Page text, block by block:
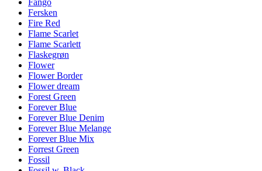
Fango
Fersken
Fire Red
Flame Scarlet
Flame Scarlett
Flaskegrøn
Flower
Flower Border
Flower dream
Forest Green
Forever Blue
Forever Blue Denim
Forever Blue Melange
Forever Blue Mix
Forrest Green
Fossil